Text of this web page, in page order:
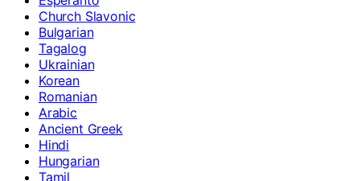
Church Slavonic
Bulgarian
Tagalog
Ukrainian
Korean
Romanian
Arabic
Ancient Greek
Hindi
Hungarian
Tamil